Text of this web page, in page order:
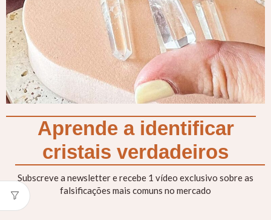
Aprende a identificar
cristais verdadeiros
Subscreve a newsletter e recebe 1 vídeo exclusivo sobre as
falsificações mais comuns no mercado